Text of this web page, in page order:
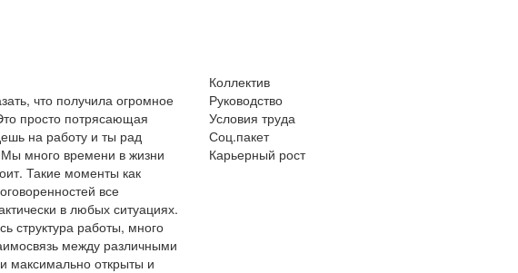
что получила огромное
просто потрясающая
на работу и ты рад
много времени в жизни
Такие моменты как
все
в любых ситуациях.
структура работы, много
между различными
максимально открыты и
Коллектив
Руководство
Условия труда
Соц.пакет
Карьерный рост